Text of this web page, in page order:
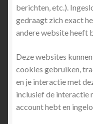
berichten, etc.).
gedraagt zich exact
andere website heeft
Deze websites
cookies gebruiken,
en je interactie met
inclusief de interactie
account hebt en